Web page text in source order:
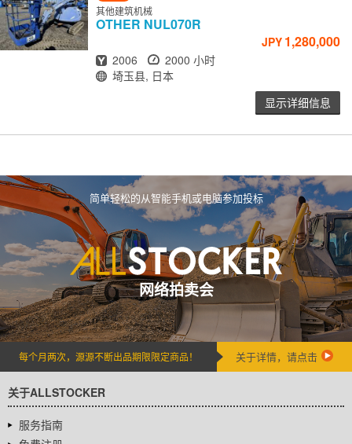
其他建筑机械
OTHER NUL070R
JPY 1,280,000
出厂年份
2006 小时
2000 小时
地点
埼玉县, 日本
显示详细信息
简单轻松的从智能手机或电脑参加投标
网络拍卖会
每个月两次，源源不断出品期限限定商品！ 关于详情，请点击
关于ALLSTOCKER
服务指南